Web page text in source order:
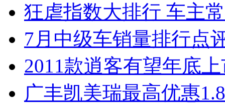
狂虐指数大排行 车主
7月中级车销量排行点
2011款逍客有望年底
广丰凯美瑞最高优惠